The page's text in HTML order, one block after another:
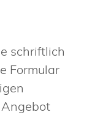
schriftlich
Formular
Angebot